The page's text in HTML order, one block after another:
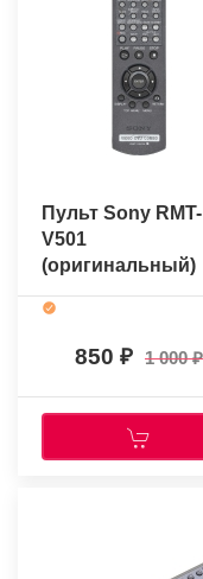
Пульт Sony RMT-
V501
(оригинальный)
850 1 000